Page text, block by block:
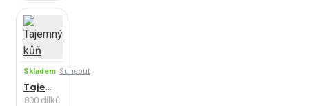
Skladem Sunsout
Tajemný kůň
800 dílků